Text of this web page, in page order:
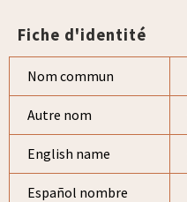
Fiche d'identité
Nom commun
Autre nom
English name
Español nombre